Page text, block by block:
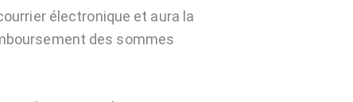
électronique et aura la
des sommes